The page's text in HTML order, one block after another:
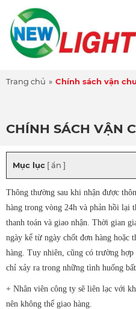
Trang chủ » Chính sách vận
CHÍNH SÁCH VẬN
Mục lục [ ẩn ]
Thông thường sau khi nhận được
hàng trong vòng 24h và phản hồi lại
thanh toán và giao nhận. Thời gian
ngày kể từ ngày chốt đơn hàng hoặc
hàng. Tuy nhiên, cũng có trường
chỉ xảy ra trong những tình huống
+ Nhân viên công ty sẽ liên lạc với
nên không thể giao hàng.